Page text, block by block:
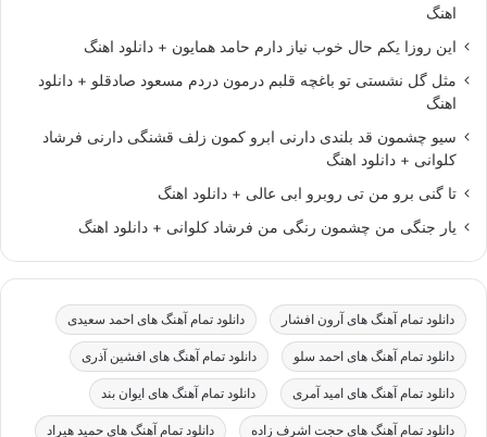
اهنگ
این روزا یکم حال خوب نیاز دارم حامد همایون + دانلود اهنگ
مثل گل نشستی تو باغچه قلبم درمون دردم مسعود صادقلو + دانلود
اهنگ
سیو چشمون قد بلندی دارنی ابرو کمون زلف قشنگی دارنی فرشاد
کلوانی + دانلود اهنگ
تا گنی برو من تی روبرو ابی عالی + دانلود اهنگ
یار جنگی من چشمون رنگی من فرشاد کلوانی + دانلود اهنگ
دانلود تمام آهنگ های آرون افشار دانلود تمام آهنگ های احمد سعیدی
دانلود تمام آهنگ های احمد سلو دانلود تمام آهنگ های افشین آذری
دانلود تمام آهنگ های امید آمری دانلود تمام آهنگ های ایوان بند
دانلود تمام آهنگ های حجت اشرف زاده دانلود تمام آهنگ های حمید هیراد